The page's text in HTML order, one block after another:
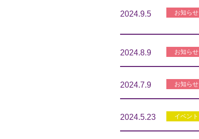
2024.9.5 お知らせ
2024.8.9 お知らせ
2024.7.9 お知らせ
2024.5.23 イベント